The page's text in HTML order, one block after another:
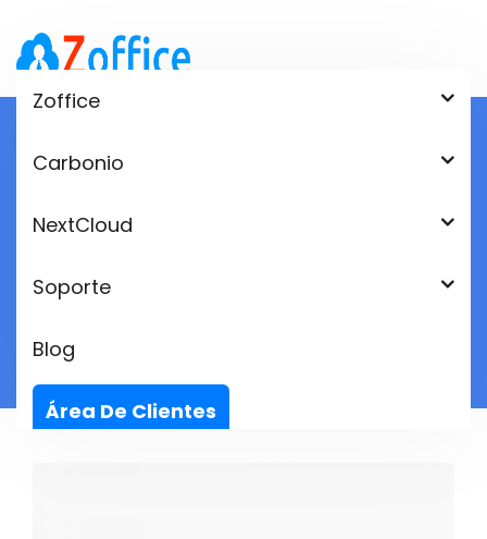
Zoffice
Carbonio
NextCloud
Soporte
Blog
Área De Clientes
Woo Play Game
Home